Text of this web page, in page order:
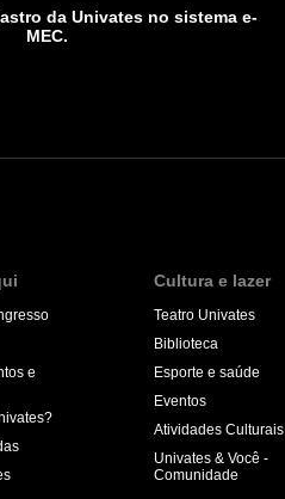
da Univates no sistema e-
MEC.
e
Cultura e lazer
Teatro Univates
Biblioteca
Esporte e saúde
Eventos
Atividades Culturais
Univates & Você -
Comunidade